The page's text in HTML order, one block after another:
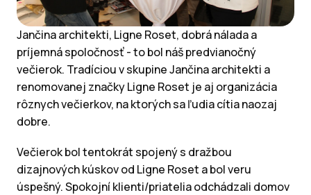
Jančina architekti, Ligne Roset, dobrá nálada a
príjemná spoločnosť - to bol náš predvianočný
večierok. Tradíciou v skupine Jančina architekti a
renomovanej značky Ligne Roset je aj organizácia
rôznych večierkov, na ktorých sa ľudia cítia naozaj
dobre.
Večierok bol tentokrát spojený s dražbou
dizajnových kúskov od Ligne Roset a bol veru
úspešný. Spokojní klienti/priatelia odchádzali domov